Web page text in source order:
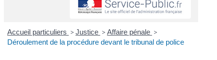
Accueil particuliers > Justice > Affaire pénale >
Déroulement de la procédure devant le tribunal de police